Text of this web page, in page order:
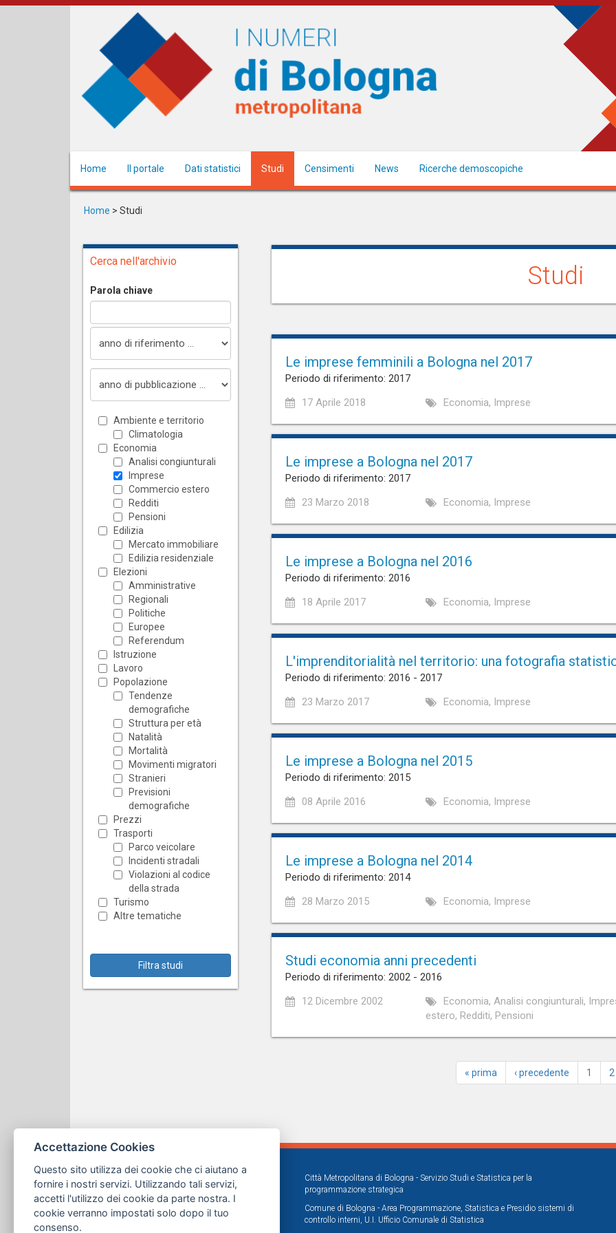
Salta
Home Il portale Dati statistici Studi Censimenti News Ricerche demoscopiche
Home > Studi
Cerca nell'archivio
Parola chiave
Ambiente e territorio
Climatologia
Economia
Analisi congiunturali
Imprese
Commercio estero
Redditi
Pensioni
Edilizia
Mercato immobiliare
Edilizia residenziale
Elezioni
Amministrative
Regionali
Politiche
Europee
Referendum
Istruzione
Lavoro
Popolazione
Tendenze
demografiche
Struttura per età
Natalità
Mortalità
Movimenti migratori
Stranieri
Previsioni
demografiche
Prezzi
Trasporti
Parco veicolare
Incidenti stradali
Violazioni al codice
della strada
Turismo
Altre tematiche
Filtra studi
Studi
Le imprese femminili a Bologna nel 2017
Periodo di riferimento: 2017
17 Aprile 2018
Economia, Imprese
Le imprese a Bologna nel 2017
Periodo di riferimento: 2017
23 Marzo 2018
Economia, Imprese
Le imprese a Bologna nel 2016
Periodo di riferimento: 2016
18 Aprile 2017
Economia, Imprese
L'imprenditorialità nel territorio: una fotografia
Periodo di riferimento: 2016 - 2017
23 Marzo 2017
Economia, Imprese
Le imprese a Bologna nel 2015
Periodo di riferimento: 2015
08 Aprile 2016
Economia, Imprese
Le imprese a Bologna nel 2014
Periodo di riferimento: 2014
28 Marzo 2015
Economia, Imprese
Studi economia anni precedenti
Periodo di riferimento: 2002 - 2016
12 Dicembre 2002
Economia, Analisi congiunturali,
estero, Redditi, Pensioni
« prima ‹ precedente 1 2
Città Metropolitana di Bologna - Servizio Studi e Statistica per la
programmazione strategica
Comune di Bologna - Area Programmazione, Statistica e Presidio sistemi di
controllo interni, U.I. Ufficio Comunale di Statistica
Accettazione Cookies
Questo sito utilizza dei cookie che ci aiutano a
fornire i nostri servizi. Utilizzando tali servizi,
accetti l'utilizzo dei cookie da parte nostra. I
cookie verranno impostati solo dopo il tuo
consenso.